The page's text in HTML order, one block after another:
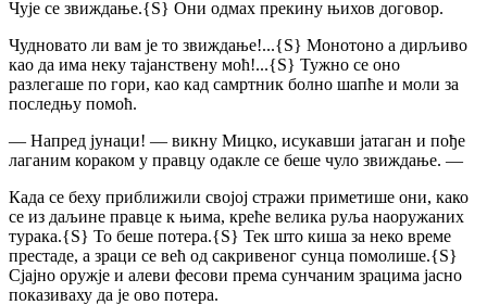
Чује се звиждање.{S} Они одмах прекину њихов договор.
Чудновато ли вам је то звиждање!...{S} Монотоно а дирљиво
као да има неку тајанствену моћ!...{S} Тужно се оно
разлегаше по гори, као кад самртник болно шапће и моли за
последњу помоћ.
— Напред јунаци! — викну Мицко, исукавши јатаган и пође
лаганим кораком у правцу одакле се беше чуло звиждање. —
Када се беху приближили својој стражи приметише они, како
се из даљине правце к њима, креће велика руља наоружаних
турака.{S} То беше потера.{S} Тек што киша за неко време
престаде, а зраци се већ од сакривеног сунца помолише.{S}
Сјајно оружје и алеви фесови према сунчаним зрацима јасно
показиваху да је ово потера.